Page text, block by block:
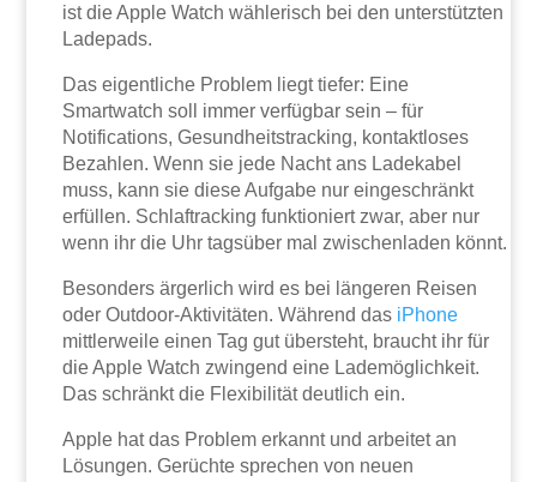
ist die Apple Watch wählerisch bei den unterstützten
Ladepads.
Das eigentliche Problem liegt tiefer: Eine
Smartwatch soll immer verfügbar sein – für
Notifications, Gesundheitstracking, kontaktloses
Bezahlen. Wenn sie jede Nacht ans Ladekabel
muss, kann sie diese Aufgabe nur eingeschränkt
erfüllen. Schlaftracking funktioniert zwar, aber nur
wenn ihr die Uhr tagsüber mal zwischenladen könnt.
Besonders ärgerlich wird es bei längeren Reisen
oder Outdoor-Aktivitäten. Während das iPhone
mittlerweile einen Tag gut übersteht, braucht ihr für
die Apple Watch zwingend eine Lademöglichkeit.
Das schränkt die Flexibilität deutlich ein.
Apple hat das Problem erkannt und arbeitet an
Lösungen. Gerüchte sprechen von neuen